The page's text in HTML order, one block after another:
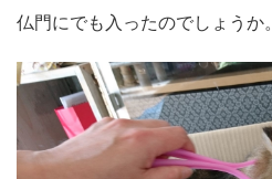
仏門にでも入ったのでしょうか。